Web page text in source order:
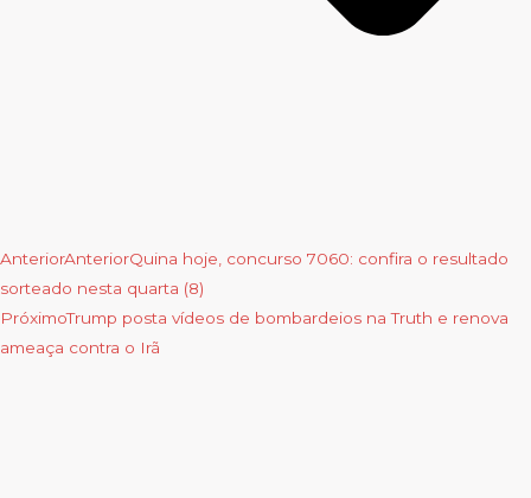
AnteriorAnteriorQuina hoje, concurso 7060: confira o resultado
sorteado nesta quarta (8)
PróximoTrump posta vídeos de bombardeios na Truth e renova
ameaça contra o Irã